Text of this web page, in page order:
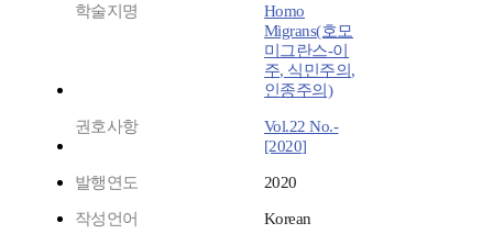
학술지명
Homo
Migrans(호모
미그란스-이
주, 식민주의,
인종주의)
권호사항
Vol.22 No.-
[2020]
발행연도 2020
작성언어 Korean